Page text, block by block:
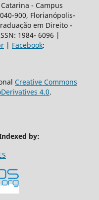
- Campus
900, Florianópolis-
em Direito -
1984- 6096 |
| Facebook:
Creative Commons
4.0.
by: